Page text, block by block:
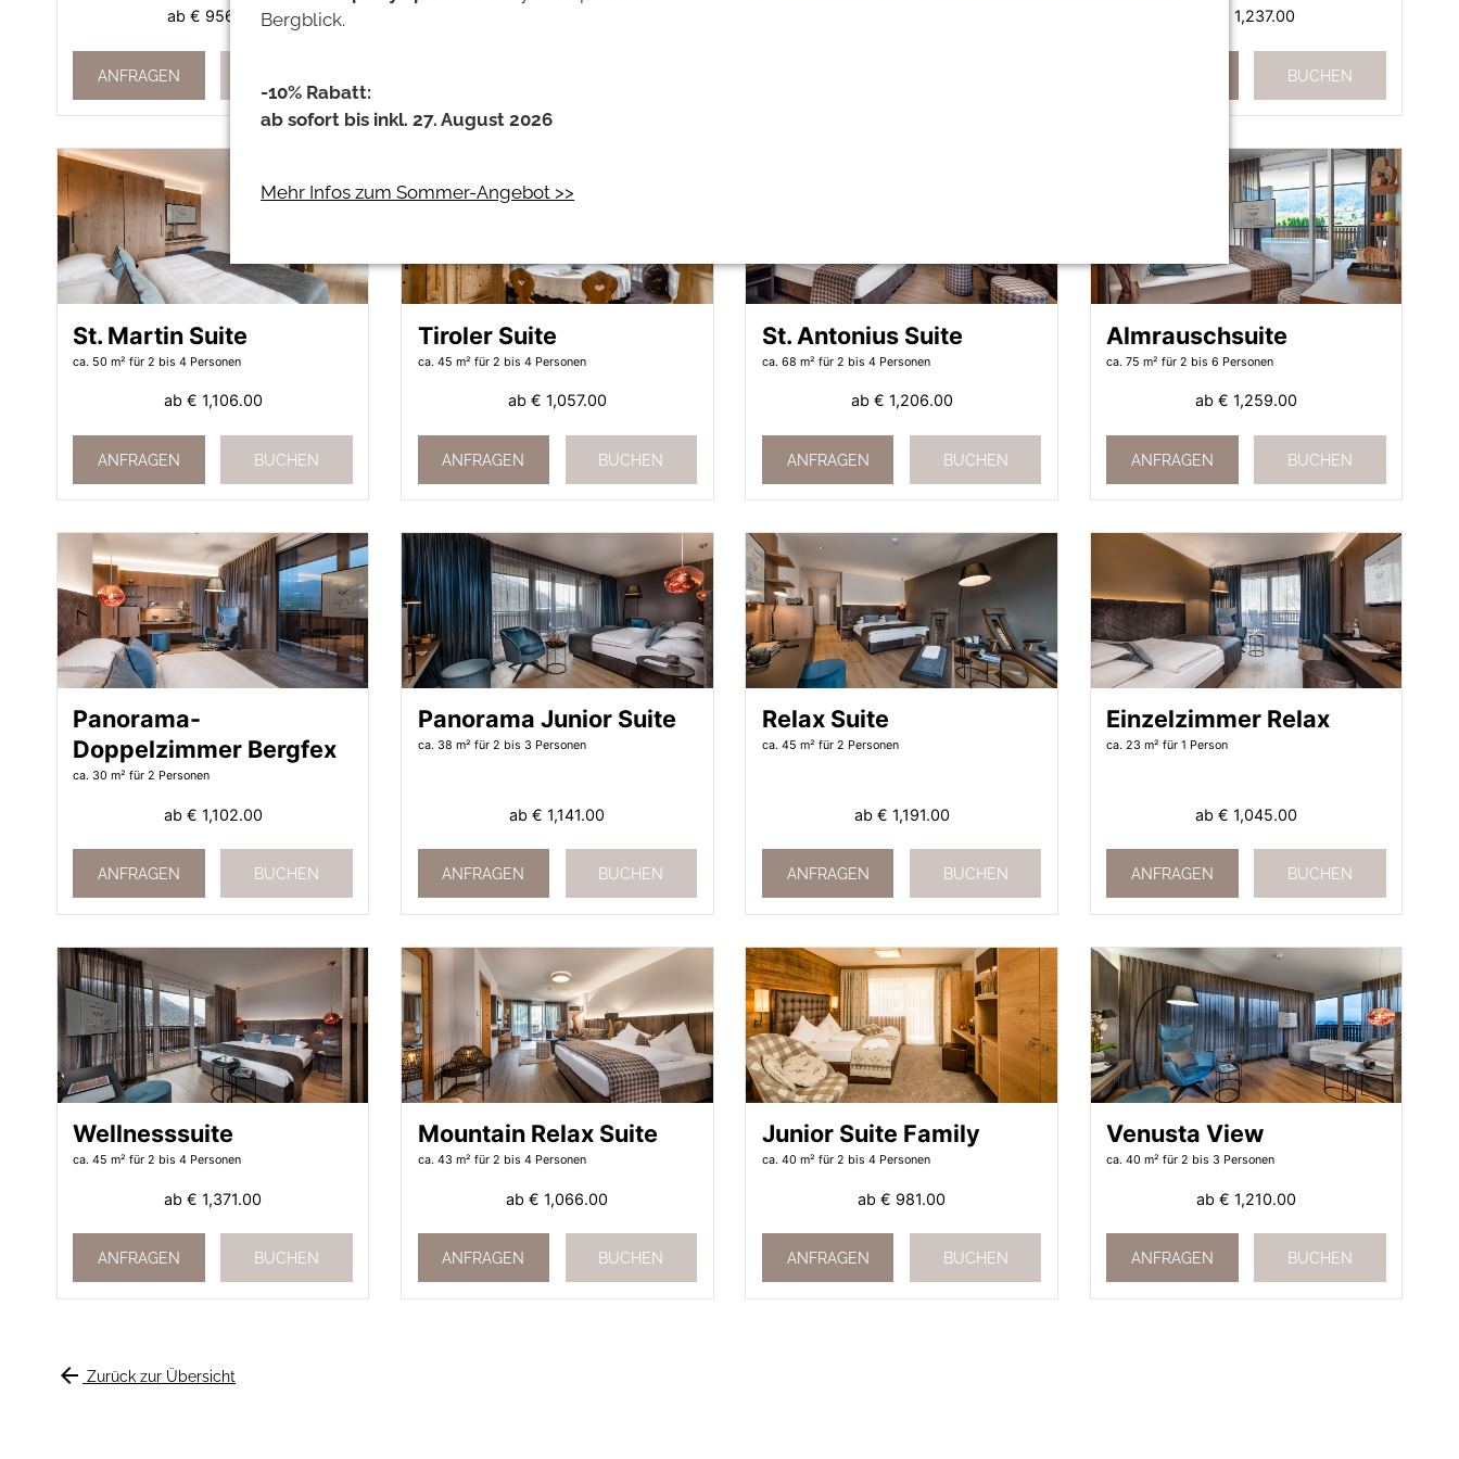
ab € 956.00
ANFRAGEN
€ 1,237.00
BUCHEN
St. Martin Suite
ca. 50 m² für 2 bis 4 Personen
ab € 1,106.00
ANFRAGEN BUCHEN
Tiroler Suite
ca. 45 m² für 2 bis 4 Personen
ab € 1,057.00
ANFRAGEN BUCHEN
St. Antonius Suite
ca. 68 m² für 2 bis 4 Personen
ab € 1,206.00
ANFRAGEN BUCHEN
Almrauschsuite
ca. 75 m² für 2 bis 6 Personen
ab € 1,259.00
ANFRAGEN BUCHEN
Panorama-
Doppelzimmer Bergfex
ca. 30 m² für 2 Personen
ab € 1,102.00
ANFRAGEN BUCHEN
Panorama Junior Suite
ca. 38 m² für 2 bis 3 Personen
ab € 1,141.00
ANFRAGEN BUCHEN
Relax Suite
ca. 45 m² für 2 Personen
ab € 1,191.00
ANFRAGEN BUCHEN
Einzelzimmer Relax
ca. 23 m² für 1 Person
ab € 1,045.00
ANFRAGEN BUCHEN
Wellnesssuite
ca. 45 m² für 2 bis 4 Personen
ab € 1,371.00
ANFRAGEN BUCHEN
Mountain Relax Suite
ca. 43 m² für 2 bis 4 Personen
ab € 1,066.00
ANFRAGEN BUCHEN
Junior Suite Family
ca. 40 m² für 2 bis 4 Personen
ab € 981.00
ANFRAGEN BUCHEN
Venusta View
ca. 40 m² für 2 bis 3 Personen
ab € 1,210.00
ANFRAGEN BUCHEN
arrow_back Zurück zur Übersicht
Bergblick.
-10% Rabatt:
ab sofort bis inkl. 27. August 2026
Mehr Infos zum Sommer-Angebot >>